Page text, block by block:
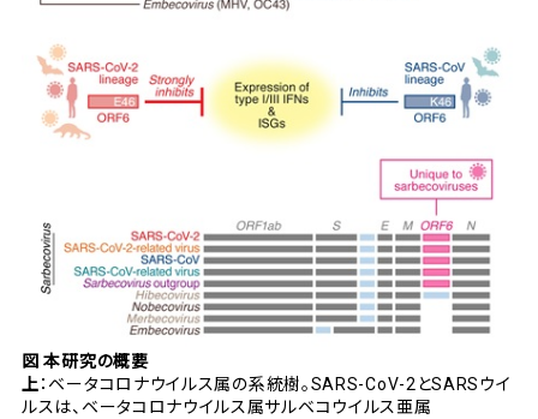
図 本研究の概要
上：ベータコロナウイルス属の系統樹。SARS-CoV-2とSARSウイ
ルスは、ベータコロナウイルス属サルベコウイルス亜属